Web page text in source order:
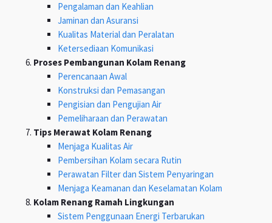
Pengalaman dan Keahlian
Jaminan dan Asuransi
Kualitas Material dan Peralatan
Ketersediaan Komunikasi
Proses Pembangunan Kolam Renang
Perencanaan Awal
Konstruksi dan Pemasangan
Pengisian dan Pengujian Air
Pemeliharaan dan Perawatan
Tips Merawat Kolam Renang
Menjaga Kualitas Air
Pembersihan Kolam secara Rutin
Perawatan Filter dan Sistem Penyaringan
Menjaga Keamanan dan Keselamatan Kolam
Kolam Renang Ramah Lingkungan
Sistem Penggunaan Energi Terbarukan